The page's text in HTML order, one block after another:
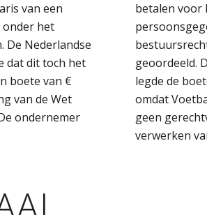
van een
onder het
De Nederlandse
dat dit toch het
boete van €
van de Wet
ondernemer
betalen voor
geoordeeld.
legde de
omdat
geen
verwerken